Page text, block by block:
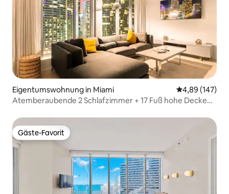
Eigentumswohnung in Miami
4,89 (147)
Atemberaubende 2 Schlafzimmer + 17 Fuß hohe Decken
Gäste-Favorit
Gäste-Favorit